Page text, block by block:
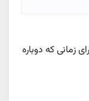
زمانی که دوباره